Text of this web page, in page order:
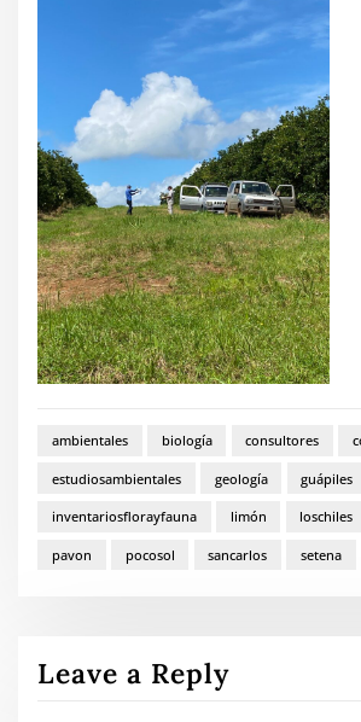
ambientales biología consultores
estudiosambientales geología guápiles
inventariosflorayfauna limón loschiles
pavon pocosol sancarlos setena
Leave a Reply